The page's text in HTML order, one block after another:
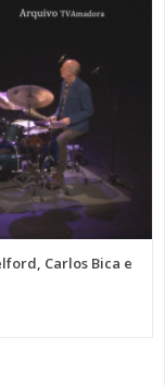
Carlos Bica e